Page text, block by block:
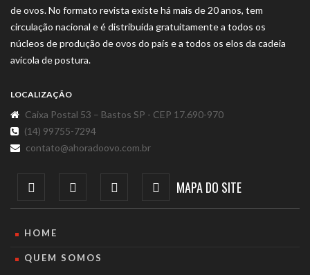
de ovos. No formato revista existe há mais de 20 anos, tem
circulação nacional e é distribuída gratuitamente a todos os
núcleos de produção de ovos do país e a todos os elos da cadeia
avícola de postura.
LOCALIZAÇÃO
Caixa Postal 53 – Bastos SP - CEP 17.690-970
(14) 99755-7294
contato@ahoradoovo.com.br
MAPA DO SITE
HOME
QUEM SOMOS